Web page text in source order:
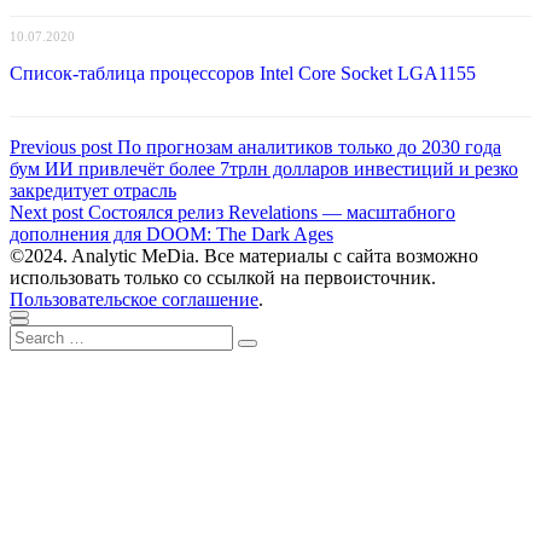
10.07.2020
Список-таблица процессоров Intel Core Socket LGA1155
Навигация
по
записям
Previous post Previous
post:
По прогнозам аналитиков только до 2030 года
бум ИИ привлечёт более 7трлн долларов инвестиций и резко
закредитует отрасль
Next post Next
post:
Состоялся релиз Revelations — масштабного
дополнения для DOOM: The Dark Ages
©2024. Analytic MeDia. Все материалы с сайта возможно
использовать только со ссылкой на первоисточник.
Пользовательское соглашение.
Scroll
to
Close
Search
for:
Search